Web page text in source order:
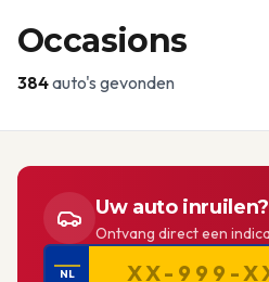
Occasions
384auto's gevonden
Uw auto inruilen?
Ontvang direct een
NL